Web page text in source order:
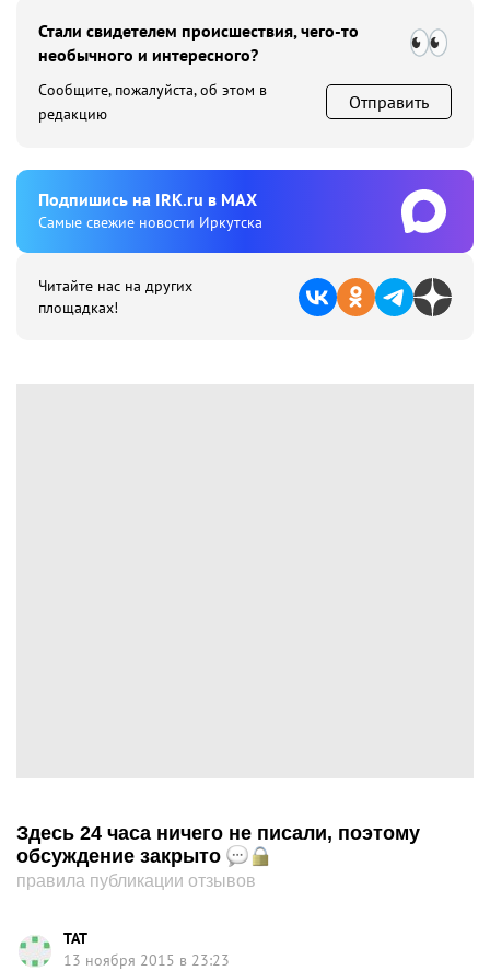
Стали свидетелем происшествия, чего-то
необычного и интересного?
Сообщите, пожалуйста, об этом в
редакцию
Отправить
Подпишиcь на IRK.ru в MAX
Cамые свежие новости Иркутска
Читайте нас на других
площадках!
Здесь 24 часа ничего не писали, поэтому
обсуждение закрыто
правила публикации отзывов
TAT
13 ноября 2015 в 23:23